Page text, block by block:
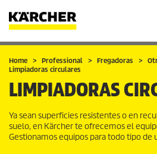
Wishlist
Home Professional Fregadoras
Limpiadoras circulares
LIMPIADORAS
Ya sean superficies resistentes o en
suelo, en Kärcher te ofrecemos el
Gestionamos equipos para todo tipo de